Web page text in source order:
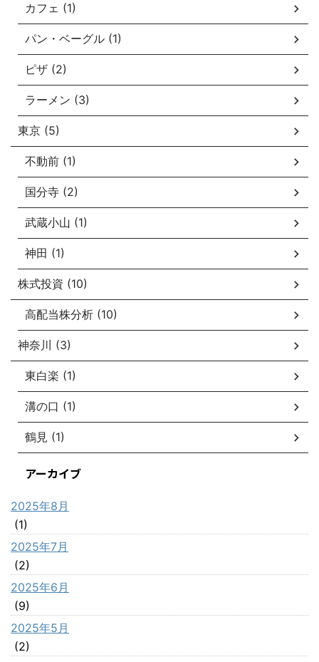
カフェ (1)
パン・ベーグル (1)
ピザ (2)
ラーメン (3)
東京 (5)
不動前 (1)
国分寺 (2)
武蔵小山 (1)
神田 (1)
株式投資 (10)
高配当株分析 (10)
神奈川 (3)
東白楽 (1)
溝の口 (1)
鶴見 (1)
アーカイブ
2025年8月
(1)
2025年7月
(2)
2025年6月
(9)
2025年5月
(2)